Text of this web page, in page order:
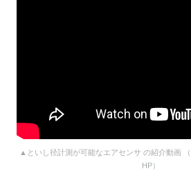
▲といし径計測が可能なエアセンサ の紹介動画
HP）